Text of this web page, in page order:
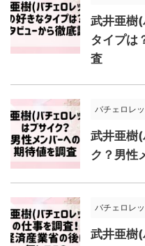
武井亜樹
タイプは
査
バチェロレ
武井亜樹
ク？男性
バチェロレ
武井亜樹